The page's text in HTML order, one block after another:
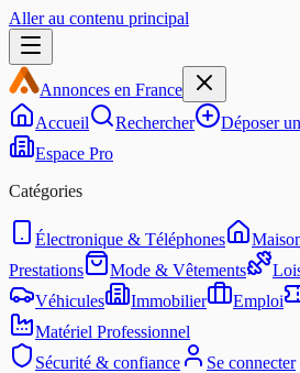
Aller au contenu principal
Annonces en France
Accueil
Rechercher
Déposer
Espace Pro
Catégories
Électronique & Téléphones
Prestations
Mode & Vêtements
Véhicules
Immobilier Emploi
Matériel Professionnel
Sécurité & confiance
Se connecter